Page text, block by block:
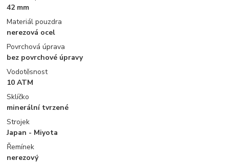
42 mm
Materiál pouzdra
nerezová ocel
Povrchová úprava
bez povrchové úpravy
Vodotěsnost
10 ATM
Sklíčko
minerální tvrzené
Strojek
Japan - Miyota
Řemínek
nerezový